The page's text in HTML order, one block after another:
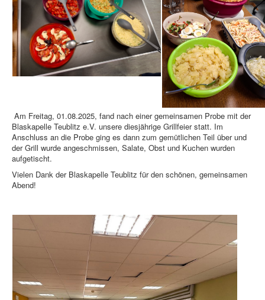
Am Freitag, 01.08.2025, fand nach einer gemeinsamen Probe mit der
Blaskapelle Teublitz e.V. unsere diesjährige Grillfeier statt. Im
Anschluss an die Probe ging es dann zum gemütlichen Teil über und
der Grill wurde angeschmissen, Salate, Obst und Kuchen wurden
aufgetischt.
Vielen Dank der Blaskapelle Teublitz für den schönen, gemeinsamen
Abend!